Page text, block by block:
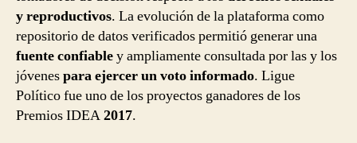
y reproductivos. La evolución de la plataforma como
repositorio de datos verificados permitió generar una
fuente confiabley ampliamente consultada por las y los
jóvenespara ejercer un voto informado. Ligue
Político fue uno de los proyectos ganadores de los
Premios IDEA2017.